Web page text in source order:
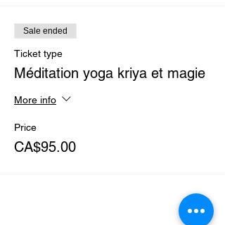
Sale ended
Ticket type
Méditation yoga kriya et magie
More info
Price
CA$95.00